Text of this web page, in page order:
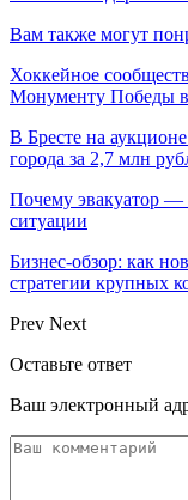
Вам также могут
Хоккейное
Монументу Победы
В Бресте на
города за 2,7 млн
Почему эвакуатор —
ситуации
Бизнес-обзор: как
стратегии крупных
Prev Next
Оставьте ответ
Ваш электронный